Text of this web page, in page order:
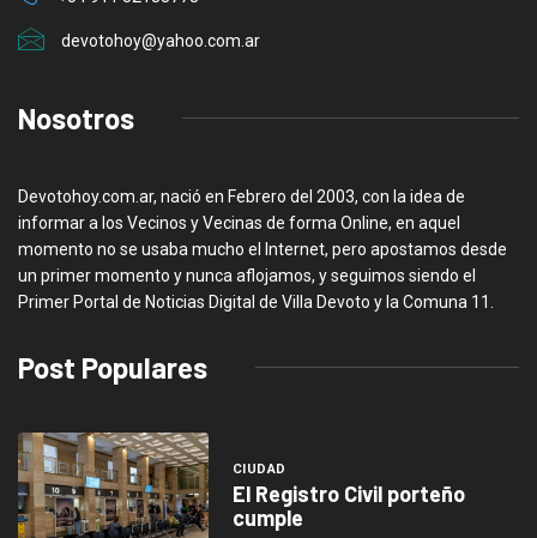
devotohoy@yahoo.com.ar
Nosotros
Devotohoy.com.ar, nació en Febrero del 2003, con la idea de
informar a los Vecinos y Vecinas de forma Online, en aquel
momento no se usaba mucho el Internet, pero apostamos desde
un primer momento y nunca aflojamos, y seguimos siendo el
Primer Portal de Noticias Digital de Villa Devoto y la Comuna 11.
Post Populares
CIUDAD
El Registro Civil porteño
cumple